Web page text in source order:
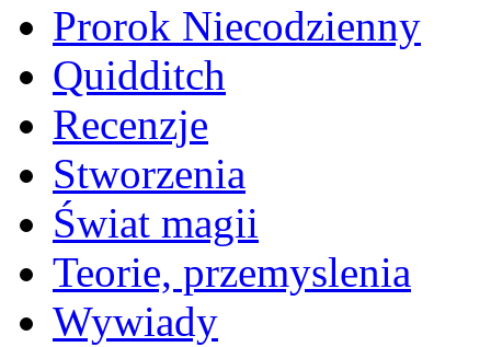
Prorok Niecodzienny
Quidditch
Recenzje
Stworzenia
Świat magii
Teorie, przemyslenia
Wywiady